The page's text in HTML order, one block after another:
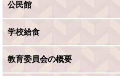
公民館
学校給食
教育委員会の概要